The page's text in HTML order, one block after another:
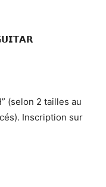
(selon 2 tailles au
Inscription sur